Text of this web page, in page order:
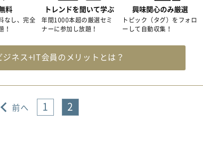
料
なし、完全
！
トレンドを聞いて学ぶ
年間1000本超の厳選セミ
ナーに参加し放題！
興味関心のみ厳選
トピック（タグ）をフォロ
ーして自動収集！
ジネス+IT会員のメリットとは？
前へ 1 2